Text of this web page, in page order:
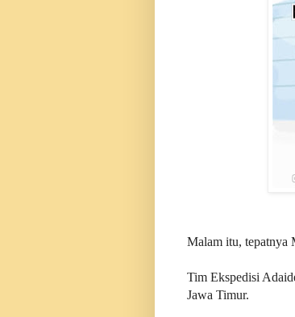
Malam itu, tepatnya
Tim Ekspedisi
Jawa Timur.